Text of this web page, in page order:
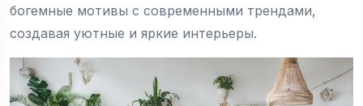
богемные мотивы с современными трендами,
создавая уютные и яркие интерьеры.